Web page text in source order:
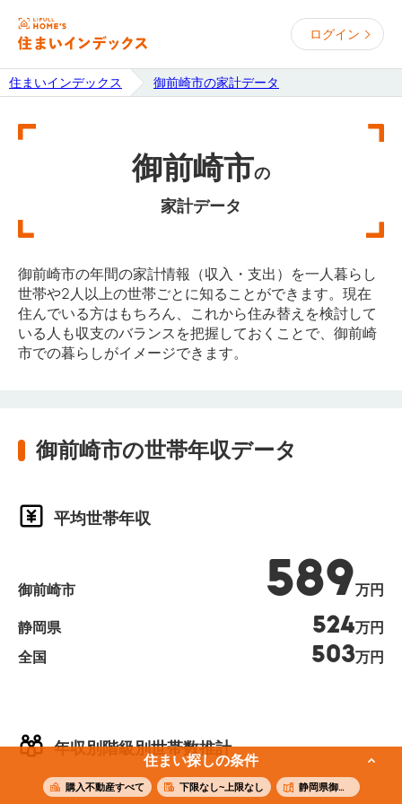
ログイン
住まいインデックス 御前崎市の家計データ
住まい探しの条件
購入不動産すべて 下限なし~上限なし 静岡県御前崎市
御前崎市の
家計データ
御前崎市の年間の家計情報（収入・支出）を一人暮らし
世帯や2人以上の世帯ごとに知ることができます。現在
住んでいる方はもちろん、これから住み替えを検討して
いる人も収支のバランスを把握しておくことで、御前崎
市での暮らしがイメージできます。
御前崎市の世帯年収データ
年収別階級別世帯数推計
平均世帯年収
御前崎市 589万円
静岡県 524万円
全国
503万円